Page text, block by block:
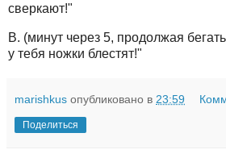
сверкают!"
В. (минут через 5, продолжая
у тебя ножки блестят!"
marishkus опубликовано в 23:59
Поделиться